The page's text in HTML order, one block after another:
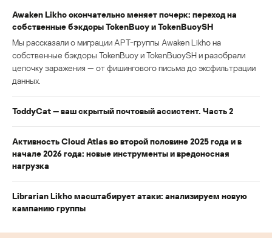
Awaken Likho окончательно меняет почерк: переход на
собственные бэкдоры TokenBuoy и TokenBuoySH
Мы рассказали о миграции APT-группы Awaken Likho на
собственные бэкдоры TokenBuoy и TokenBuoySH и разобрали
цепочку заражения — от фишингового письма до эксфильтрации
данных.
ToddyCat — ваш скрытый почтовый ассистент. Часть 2
Активность Cloud Atlas во второй половине 2025 года и в
начале 2026 года: новые инструменты и вредоносная
нагрузка
Librarian Likho масштабирует атаки: анализируем новую
кампанию группы